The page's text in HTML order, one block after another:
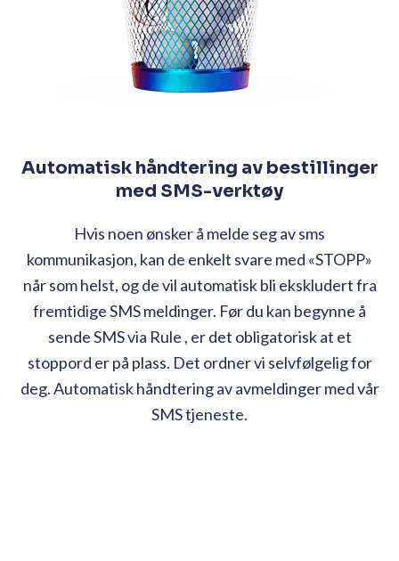
Automatisk håndtering av bestillinger
med SMS-verktøy
Hvis noen ønsker å melde seg av sms
kommunikasjon, kan de enkelt svare med «STOPP»
når som helst, og de vil automatisk bli ekskludert fra
fremtidige SMS meldinger. Før du kan begynne å
sende SMS via Rule , er det obligatorisk at et
stoppord er på plass. Det ordner vi selvfølgelig for
deg. Automatisk håndtering av avmeldinger med vår
SMS tjeneste.